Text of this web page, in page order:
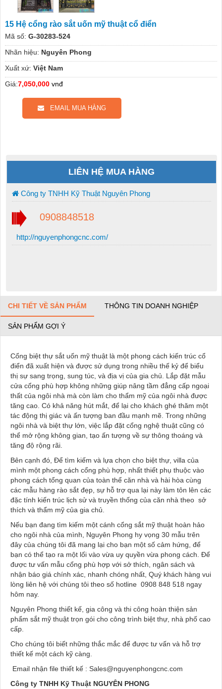
15 Hệ cổng rào sắt uốn mỹ thuật cổ điển
Mã số: G-30283-524
Nhãn hiệu: Nguyên Phong
Xuất xứ: Việt Nam
Giá:7,050,000 vnđ
EMAIL MUA HÀNG
LIÊN HỆ MUA HÀNG
Công ty TNHH Kỹ Thuật Nguyên Phong
0908848518
http://nguyenphongcnc.com/
CHI TIẾT VỀ SẢN PHẨM THÔNG TIN DOANH NGHIỆP
SẢN PHẨM GỢI Ý
Cổng biệt thự sắt uốn mỹ thuật là một phong cách kiến ​​trúc cổ
điển đã xuất hiện và được sử dụng trong nhiều thế kỷ để biểu
thị sự sang trọng, sung túc, và địa vị của gia chủ. Lắp đặt mẫu
cửa cổng phù hợp không những giúp nâng tầm đẳng cấp ngoại
thất của ngôi nhà mà còn làm cho thẩm mỹ của ngôi nhà được
tăng cao. Có khả năng hút mắt, để lại cho khách ghé thăm một
tác động thị giác và ấn tượng ban đầu mạnh mẽ. Trong những
ngôi nhà và biệt thự lớn, việc lắp đặt cổng nghệ thuật cũng có
thể mở rộng không gian, tạo ấn tượng về sự thông thoáng và
tăng độ rộng rãi.
Bên cạnh đó, Để tìm kiếm và lựa chọn cho biệt thự, villa của
mình một phong cách cổng phù hợp, nhất thiết phụ thuộc vào
phong cách tổng quan của toàn thể căn nhà và hài hòa cùng
các mẫu hàng rào sắt đẹp, sự hỗ trợ qua lại này làm tôn lên các
đặc tính kiến trúc lịch sử và truyền thống của căn nhà theo sở
thích và thẩm mỹ của gia chủ.
Nếu bạn đang tìm kiếm một cánh cổng sắt mỹ thuật hoàn hảo
cho ngôi nhà của mình, Nguyên Phong hy vọng 30 mẫu trên
đây của chúng tôi đã mang lại cho bạn một số cảm hứng, để
bạn có thể tạo ra một lối vào vừa uy quyền vừa phong cách. Để
được tư vấn mẫu cổng phù hợp với sở thích, ngân sách và
nhận báo giá chính xác, nhanh chóng nhất, Quý khách hàng vui
lòng liên hệ với chúng tôi theo số hotline 0908 848 518 ngay
hôm nay.
Nguyên Phong thiết kế, gia công và thi công hoàn thiện sản
phẩm sắt mỹ thuật trọn gói cho công trình biệt thự, nhà phố cao
cấp.
Cho chúng tôi biết những thắc mắc để được tư vấn và hỗ trợ
thiết kế một cách kỹ càng.
Email nhận file thiết kế : Sales@nguyenphongcnc.com
Công ty TNHH Kỹ Thuật NGUYÊN PHONG